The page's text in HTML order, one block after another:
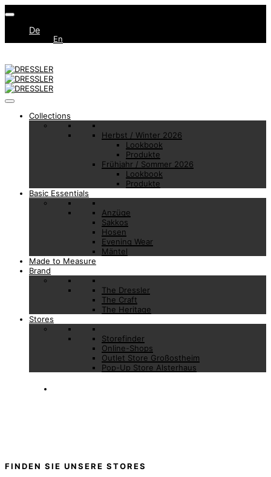
De
En
Collections
Herbst / Winter 2026
Lookbook
Produkte
Frühjahr / Sommer 2026
Lookbook
Produkte
Basic Essentials
Anzüge
Sakkos
Hosen
Evening Wear
Mäntel
Made to Measure
Brand
The Dressler
The Craft
The Heritage
Stores
Storefinder
Online-Shops
Outlet Store Großostheim
Pop-Up Store Alsterhaus
FINDEN SIE UNSERE STORES